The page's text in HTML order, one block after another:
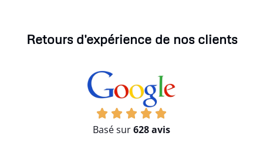
Retours d'expérience de nos clients
Basé sur628 avis